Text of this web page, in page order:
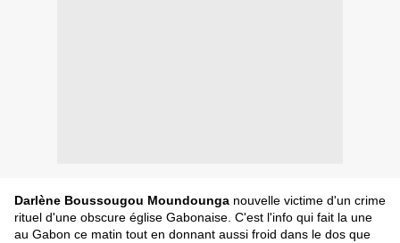
Darlène Boussougou Moundounga nouvelle victime d'un crime
rituel d'une obscure église Gabonaise. C'est l'info qui fait la une
au Gabon ce matin tout en donnant aussi froid dans le dos que